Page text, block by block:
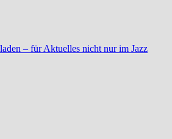
– für Aktuelles nicht nur im Jazz